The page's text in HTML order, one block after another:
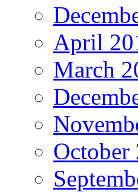
April
March
October